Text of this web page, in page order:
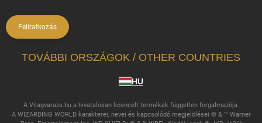
Feliratkozás
TOVÁBBI ORSZÁGOK / OTHER COUNTRIES
HU
A Vilagvarazs.hu a hivatalosan licencelt termékek független forgalmazója.
A WIZARDING WORLD karakterei, nevei és kapcsolódó megjelölései © & ™ Warner